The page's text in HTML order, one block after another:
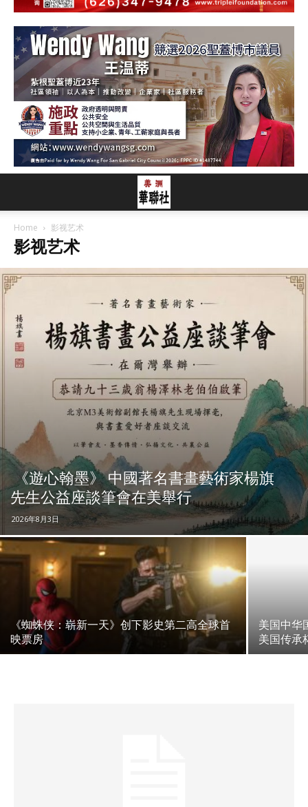
Home 影视艺术
影视艺术
《遊心翰墨》 中國著名書畫藝術家楊旗
先生公益座談筆會在美舉行
2026年8月3日
《蜘蛛侠：崭新一天》创下影史第二高全球首
映票房
美国中华
美国传承